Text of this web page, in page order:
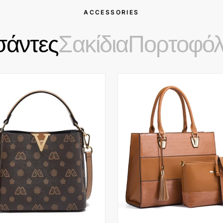
ACCESSORIES
Σακίδια